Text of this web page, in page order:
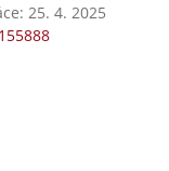
25. 4. 2025